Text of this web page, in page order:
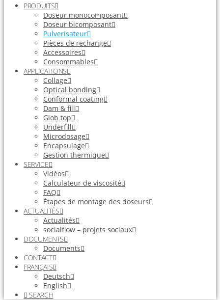
PRODUITS
Doseur monocomposant
Doseur bicomposant
Pulverisateur
Pièces de rechange
Accessoires
Consommables
APPLICATIONS
Collage
Optical bonding
Conformal coating
Dam & fill
Glob top
Underfill
Microdosage
Encapsulage
Gestion thermique
SERVICE
Vidéos
Calculateur de viscosité
FAQ
Étapes de montage des doseurs
ACTUALITÉS
Actualités
socialflow – projets sociaux
DOCUMENTS
Documents
CONTACT
FRANÇAIS
Deutsch
English
SEARCH